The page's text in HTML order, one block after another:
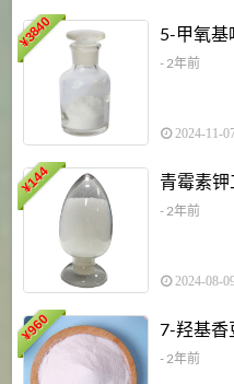
¥
3840 5-甲氧基
- 2年前
2024-11-
¥
144 青霉素钾
- 2年前
2024-08-
¥
960 7-羟基香
- 2年前